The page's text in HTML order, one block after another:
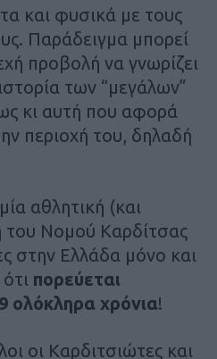
και φυσικά με τους
Παράδειγμα μπορεί
προβολή να γνωρίζει
των “μεγάλων”
κι αυτή που αφορά
περιοχή του, δηλαδή
αθλητική (και
του Νομού Καρδίτσας
στην Ελλάδα μόνο και
πορεύεται
ολόκληρα χρόνια!
οι Καρδιτσιώτες και